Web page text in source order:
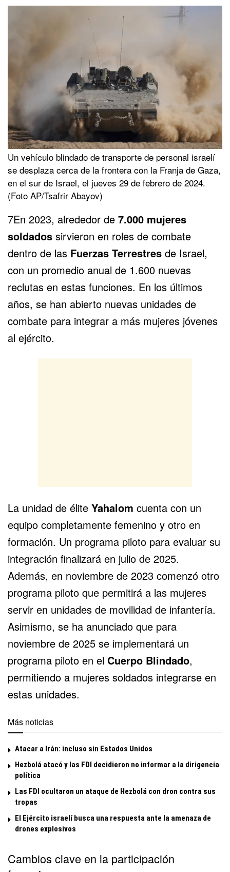
Un vehículo blindado de transporte de personal israelí
se desplaza cerca de la frontera con la Franja de Gaza,
en el sur de Israel, el jueves 29 de febrero de 2024.
(Foto AP/Tsafrir Abayov)
7En 2023, alrededor de 7.000 mujeres
soldados sirvieron en roles de combate
dentro de las Fuerzas Terrestres de Israel,
con un promedio anual de 1.600 nuevas
reclutas en estas funciones. En los últimos
años, se han abierto nuevas unidades de
combate para integrar a más mujeres jóvenes
al ejército.
La unidad de élite Yahalom cuenta con un
equipo completamente femenino y otro en
formación. Un programa piloto para evaluar su
integración finalizará en julio de 2025.
Además, en noviembre de 2023 comenzó otro
programa piloto que permitirá a las mujeres
servir en unidades de movilidad de infantería.
Asimismo, se ha anunciado que para
noviembre de 2025 se implementará un
programa piloto en el Cuerpo Blindado,
permitiendo a mujeres soldados integrarse en
estas unidades.
Más noticias
Atacar a Irán: incluso sin Estados Unidos
Hezbolá atacó y las FDI decidieron no informar a la dirigencia
política
Las FDI ocultaron un ataque de Hezbolá con dron contra sus
tropas
El Ejército israelí busca una respuesta ante la amenaza de
drones explosivos
Cambios clave en la participación